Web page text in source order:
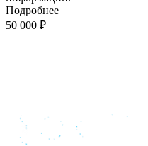
Подробнее
50 000 ₽